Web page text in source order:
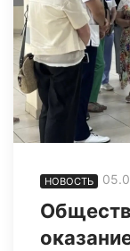
НОВОСТЬ